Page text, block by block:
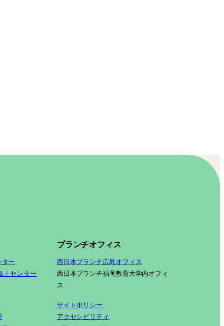
ー
Ｉセンター
ブランチオフィス
西日本ブランチ広島オフィス
西日本ブランチ福岡教育大学内オフィ
ス
サイトポリシー
アクセシビリティ